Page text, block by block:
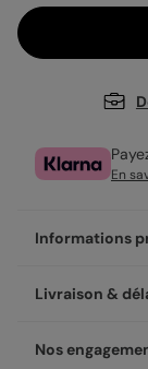
En
Informations
Personnalisez
À coller
Livraison &
Votre création
Nos